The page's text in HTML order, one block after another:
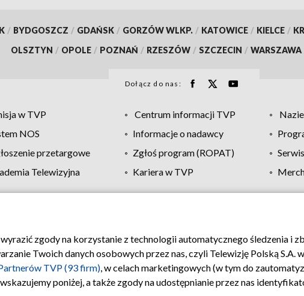
/ BYDGOSZCZ / GDAŃSK / GORZÓW WLKP. / KATOWICE / KIELCE /
OLSZTYN / OPOLE / POZNAŃ / RZESZÓW / SZCZECIN / WARSZAWA
Dołącz do nas:
w TVP Centrum informacji TVP
NOS Informacje o nadawcy
przetargowe Zgłoś program (ROPAT)
Telewizyjna Kariera w TVP
TVP Polityka prywatności Moje zgody Pomoc
zgody na korzystanie z technologii automatycznego śledzenia i
Twoich danych osobowych przez nas, czyli Telewizję Polską S.A.
TVP (93 firm), w celach marketingowych (w tym do
poniżej, a także zgody na udostępnianie przez nas